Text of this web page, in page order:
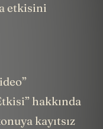
etkisini
hakkında
kayıtsız